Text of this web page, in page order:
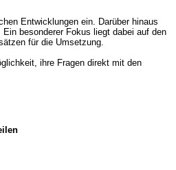
Entwicklungen ein. Darüber hinaus
besonderer Fokus liegt dabei auf den
für die Umsetzung.
ihre Fragen direkt mit den